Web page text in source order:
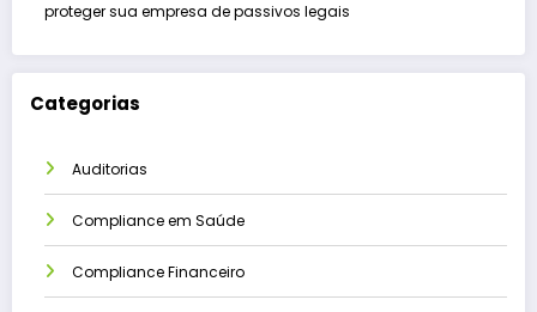
proteger sua empresa de passivos legais
Categorias
Auditorias
Compliance em Saúde
Compliance Financeiro